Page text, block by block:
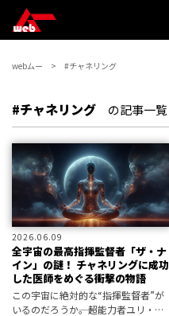
webムー #チャネリング
#チャネリング の記事一覧
2026.06.09
全宇宙の最高指揮監督者「ザ・ナ
イン」の謎！ チャネリングに成功
した医師をめぐる衝撃の物語
この宇宙に絶対的な“指揮監督者”が
いるのだろうか――。超能力者ユリ・ゲ